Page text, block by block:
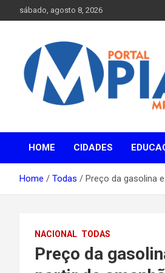
to
sábado, agosto 8, 2026
Portal
Parnaíba
HOME
CIDADES
Home Todas Preço da gasolina
NACIONAL TODAS
Preço da